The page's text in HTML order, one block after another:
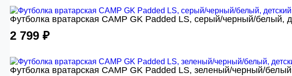
Футболка вратарская CAMP GK Padded LS, серый/черный/белый,
2 799 ₽
Футболка вратарская CAMP GK Padded LS, зеленый/черный/